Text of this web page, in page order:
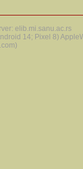
elib.mi.sanu.ac.rs
14; Pixel 8)